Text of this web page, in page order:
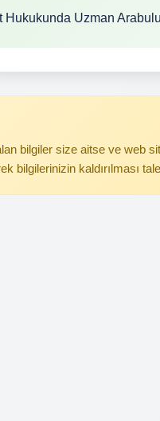
Hukukunda Uzman
bilgiler size aitse ve web
bilgilerinizin kaldırılması